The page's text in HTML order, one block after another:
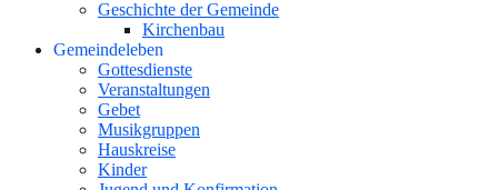
Geschichte der Gemeinde
Kirchenbau
Gemeindeleben
Gottesdienste
Veranstaltungen
Gebet
Musikgruppen
Hauskreise
Kinder